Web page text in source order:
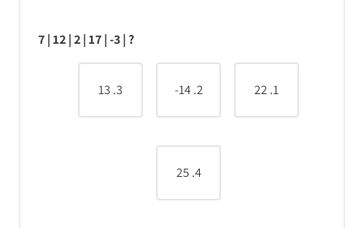
היא י'.
האות השלישית של המילה התשיעית במשפט (במשפט)
לכן, התשובה הנכונה היא המילה
? | 3- | 17 | 2 | 12 | 7
1. 22
2. 14-
3. 13
4. 25